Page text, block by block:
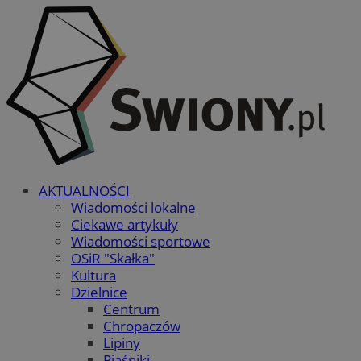
AKTUALNOŚCI
Wiadomości lokalne
Ciekawe artykuły
Wiadomości sportowe
OSiR "Skałka"
Kultura
Dzielnice
Centrum
Chropaczów
Lipiny